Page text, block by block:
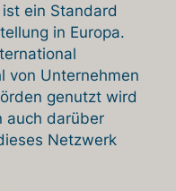
ein Standard
in Europa.
von Unternehmen
genutzt wird
auch darüber
Netzwerk